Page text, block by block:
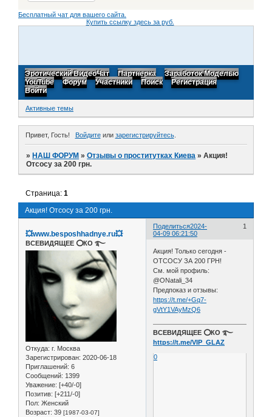
Бесплатный чат для вашего сайта.
Купить ссылку здесь за руб.
Эротический ВидеоЧат Партнерка
Заработок Моделью
YouTube
Форум Участники Поиск
Регистрация
Войти
Активные темы
Привет, Гость! Войдитеили зарегистрируйтесь.
»НАШ ФОРУМ »Отзывы о проститутках Киева »Акция!
Отсосу за 200 грн.
Акция! Отсосу за 200 грн.
Страница:1
Поделиться 1
2024-
04-09 06:21:50
💥www.besposhhadnye.ru💥
ВСЕВИДЯЩЕЕ ⭕️КО ࿐
Откуда: г. Москва
Зарегистрирован: 2020-06-18
Приглашений: 6
Сообщений: 1399
Уважение: [+40/-0]
Позитив: [+211/-0]
Пол: Женский
Возраст: 39 [1987-03-07]
Акция! Только сегодня -
ОТСОСУ ЗА 200 ГРН!
См. мой профиль:
@ONatali_34
Предпоказ и отзывы:
https://t.me/+Gq7-
gVtY1VAyMzQ6
ВСЕВИДЯЩЕЕ ⭕️КО ࿐
https://t.me/VIP_GLAZ
0